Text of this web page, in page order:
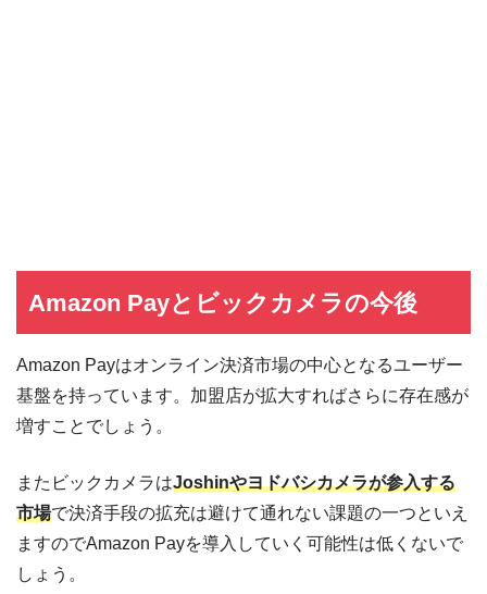
Amazon Payとビックカメラの今後
Amazon Payはオンライン決済市場の中心となるユーザー
基盤を持っています。加盟店が拡大すればさらに存在感が
増すことでしょう。
またビックカメラはJoshinやヨドバシカメラが参入する
市場で決済手段の拡充は避けて通れない課題の一つといえ
ますのでAmazon Payを導入していく可能性は低くないで
しょう。